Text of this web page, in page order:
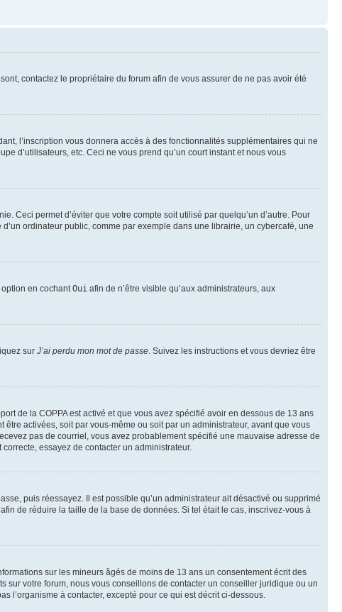
contactez le propriétaire du forum afin de vous assurer de ne pas avoir été
l’inscription vous donnera accès à des fonctionnalités supplémentaires qui ne
d’utilisateurs, etc. Ceci ne vous prend qu’un court instant et nous vous
Ceci permet d’éviter que votre compte soit utilisé par quelqu’un d’autre. Pour
ordinateur public, comme par exemple dans une librairie, un cybercafé, une
option en cochant Oui afin de n’être visible qu’aux administrateurs, aux
sur J’ai perdu mon mot de passe . Suivez les instructions et vous devriez être
de la COPPA est activé et que vous avez spécifié avoir en dessous de 13 ans
activées, soit par vous-même ou soit par un administrateur, avant que vous
pas de courriel, vous avez probablement spécifié une mauvaise adresse de
essayez de contacter un administrateur.
puis réessayez. Il est possible qu’un administrateur ait désactivé ou supprimé
de réduire la taille de la base de données. Si tel était le cas, inscrivez-vous à
sur les mineurs âgés de moins de 13 ans un consentement écrit des
sur votre forum, nous vous conseillons de contacter un conseiller juridique ou un
l’organisme à contacter, excepté pour ce qui est décrit ci-dessous.